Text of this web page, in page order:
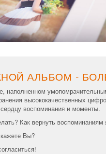
АЛЬБОМ -
наполненном
высококачественных
сердцу воспоминания и моменты.
Как вернуть воспоминаниям
Вы?